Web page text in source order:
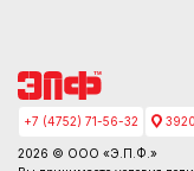
+7 (4752) 71-56-32
2026 © ООО «Э.П.Ф.»